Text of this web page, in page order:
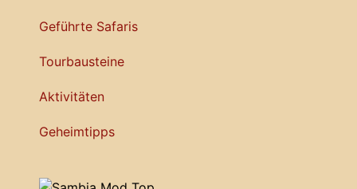
Geführte Safaris
Tourbausteine
Aktivitäten
Geheimtipps